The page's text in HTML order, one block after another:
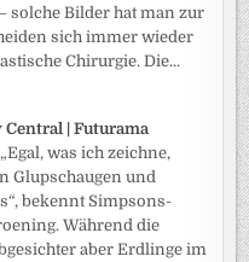
solche Bilder hat man zur
sich immer wieder
Chirurgie. Die...
Central | Futurama
was ich zeichne,
Glupschaugen und
bekennt Simpsons-
Während die
aber Erdlinge im